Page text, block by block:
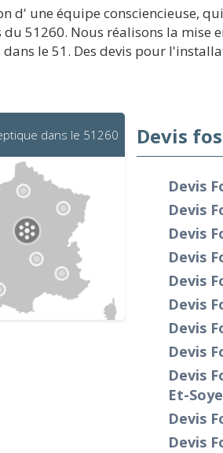
d' une équipe consciencieuse,
du 51260. Nous réalisons la mise
le 51. Des devis pour
dans le 51260 Devis
Devis
Devis
Devis
Devis
Devis
Devis
Devis
Devis
Devis
Et-
Devis
Devis